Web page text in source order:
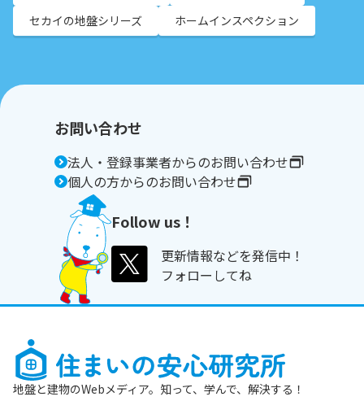
セカイの地盤シリーズ
ホームインスペクション
お問い合わせ
法人・登録事業者からのお問い合わせ
個人の方からのお問い合わせ
Follow us！
更新情報などを発信中！
フォローしてね
地盤と建物のWebメディア。知って、学んで、解決する！